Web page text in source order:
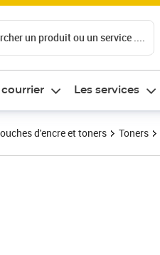
un produit ou un service ....
courrier Les services
d'encre et toners Toners